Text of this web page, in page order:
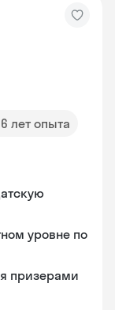
лет опыта
уровне по
призерами